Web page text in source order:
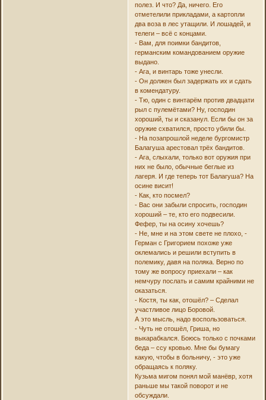
полез. И что? Да, ничего. Его
отметелили прикладами, а картопли
два воза в лес утащили. И лошадей, и
телеги – всё с концами.
- Вам, для поимки бандитов,
германским командованием оружие
выдано.
- Ага, и винтарь тоже унесли.
- Он должен был задержать их и сдать
в комендатуру.
- Тю, один с винтарём против двадцати
рыл с пулемётами? Ну, господин
хороший, ты и сказанул. Если бы он за
оружие схватился, просто убили бы.
- На позапрошлой неделе бургомистр
Балагуша арестовал трёх бандитов.
- Ага, слыхали, только вот оружия при
них не было, обычные беглые из
лагеря. И где теперь тот Балагуша? На
осине висит!
- Как, кто посмел?
- Вас они забыли спросить, господин
хороший – те, кто его подвесили.
Фефер, ты на осину хочешь?
- Не, мне и на этом свете не плохо, -
Герман с Григорием похоже уже
оклемались и решили вступить в
полемику, давя на поляка. Верно по
тому же вопросу приехали – как
немчуру послать и самим крайними не
оказаться.
- Костя, ты как, отошёл? – Сделал
участливое лицо Боровой.
А это мысль, надо воспользоваться.
- Чуть не отошёл, Гриша, но
выкарабкался. Боюсь только с почками
беда – ссу кровью. Мне бы бумагу
какую, чтобы в больничу, - это уже
обращаясь к поляку.
Кузьма мигом понял мой манёвр, хотя
раньше мы такой поворот и не
обсуждали.